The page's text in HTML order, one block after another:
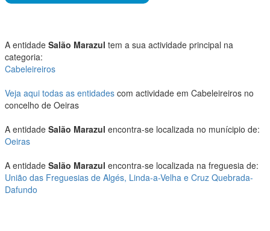
A entidade Salão Marazul tem a sua actividade principal na
categoria:
Cabeleireiros
Veja aqui todas as entidades com actividade em Cabeleireiros no
concelho de Oeiras
A entidade Salão Marazul encontra-se localizada no munícipio de:
Oeiras
A entidade Salão Marazul encontra-se localizada na freguesia de:
União das Freguesias de Algés, Linda-a-Velha e Cruz Quebrada-
Dafundo